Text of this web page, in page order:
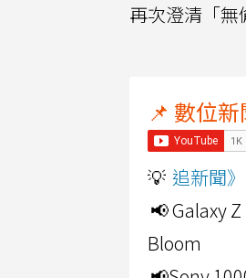
再次澄清「無
📌 數位新
💡 追新聞
📢 Galaxy
Bloom